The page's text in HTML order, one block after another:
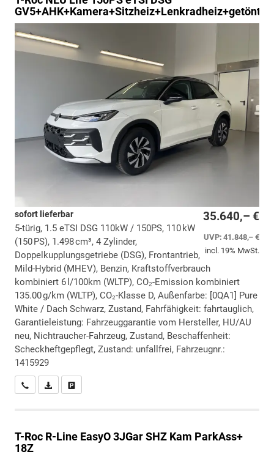
35.640,– €
UVP:41.848,– €
incl. 19% MwSt.
sofort lieferbar
5-türig, 1.5 eTSI DSG 110kW / 150PS, 110 kW
(150 PS), 1.498 cm³, 4 Zylinder,
Doppelkupplungsgetriebe (DSG), Frontantrieb,
Mild-Hybrid (MHEV), Benzin, Kraftstoffverbrauch
kombiniert 6 l/100km (WLTP), CO₂-Emission kombiniert
135.00 g/km (WLTP), CO₂-Klasse D, Außenfarbe: [0QA1] Pure
White / Dach Schwarz, Zustand, Fahrfähigkeit: fahrtauglich,
Garantieleistung: Fahrzeuggarantie vom Hersteller, HU/AU
neu, Nichtraucher-Fahrzeug, Zustand, Beschaffenheit:
Scheckheftgepflegt, Zustand: unfallfrei, Fahrzeugnr.:
1415929
Wir rufen Sie anPDF-Datei, Fahrzeugexposé drucken
T-Roc R-Line EasyO 3JGar SHZ Kam ParkAss+
18Z